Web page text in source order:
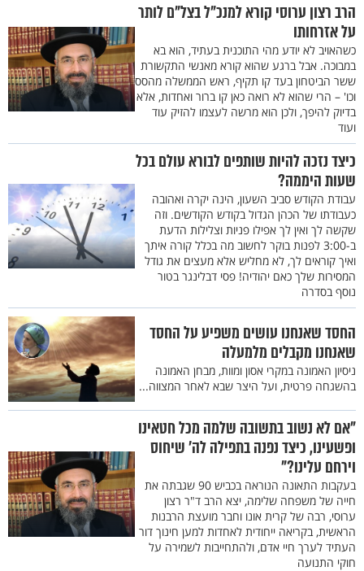
הרב רצון ערוסי קורא למנכ"ל בצל"ם לותר
על אזרחותו
כשהאויב לא יודע מהי התוכנית בעתיד, הוא בא
במבוכה. אבל ברגע שהוא קורא מאנשי התקשורת
ששר הביטחון בעד קו תקיף, ראש הממשלה מהסס
וכו' – הרי שהוא לא רואה כאן קו ברור ואחדות, אלא
בדיוק להיפך, ולכן הוא מרשה לעצמו להזיק עוד
ועוד
כיצד נזכה להיות שותפים לבורא עולם בכל
שעות היממה?
עבודת הקודש סביב השעון, הינה יקרה ואהובה
כעבודתו של הכהן הגדול בקודש הקודשים. וזה
שקשה לך ואין לך אפילו פניות וצלילות הדעת
ב-3:00 לפנות בוקר לחשוב מה בכלל קורה איתך
ואיך קוראים לך, לא מחליש אלא מעצים את גודל
המסירות שלך כאם יהודיה! פסי דבלינגר בטור
נוסף בסדרה
החסד שאנחנו עושים משפיע על החסד
שאנחנו מקבלים מלמעלה
ניסיון האמונה במקרי אסון ומוות, מבחן האמונה
בהשגחה פרטית, ועל היצר שבא לאחר המצווה...
"אם לא נשוב בתשובה שלמה מכל חטאינו
ופשעינו, כיצד נפנה בתפילה לה׳ שיחוס
וירחם עלינו?"
בעקבות התאונה הנוראה בכביש 90 שגבתה את
חייה של משפחה שלימה, יצא הרב ד"ר רצון
ערוסי, רבה של קרית אונו וחבר מועצת הרבנות
הראשית, בקריאה ייחודית לאחדות למען חינוך דור
העתיד לערך חיי אדם, ולהתחייבות לשמירה על
חוקי התנועה